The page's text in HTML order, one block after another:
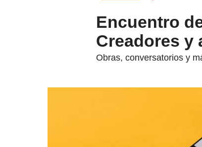
Encuentro
Creadores y
Obras, conversatorios y